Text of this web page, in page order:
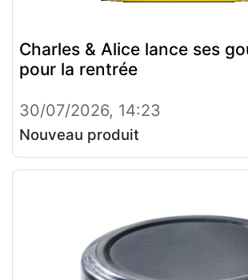
Charles & Alice lance ses
pour la rentrée
30/07/2026, 14:23
Nouveau produit